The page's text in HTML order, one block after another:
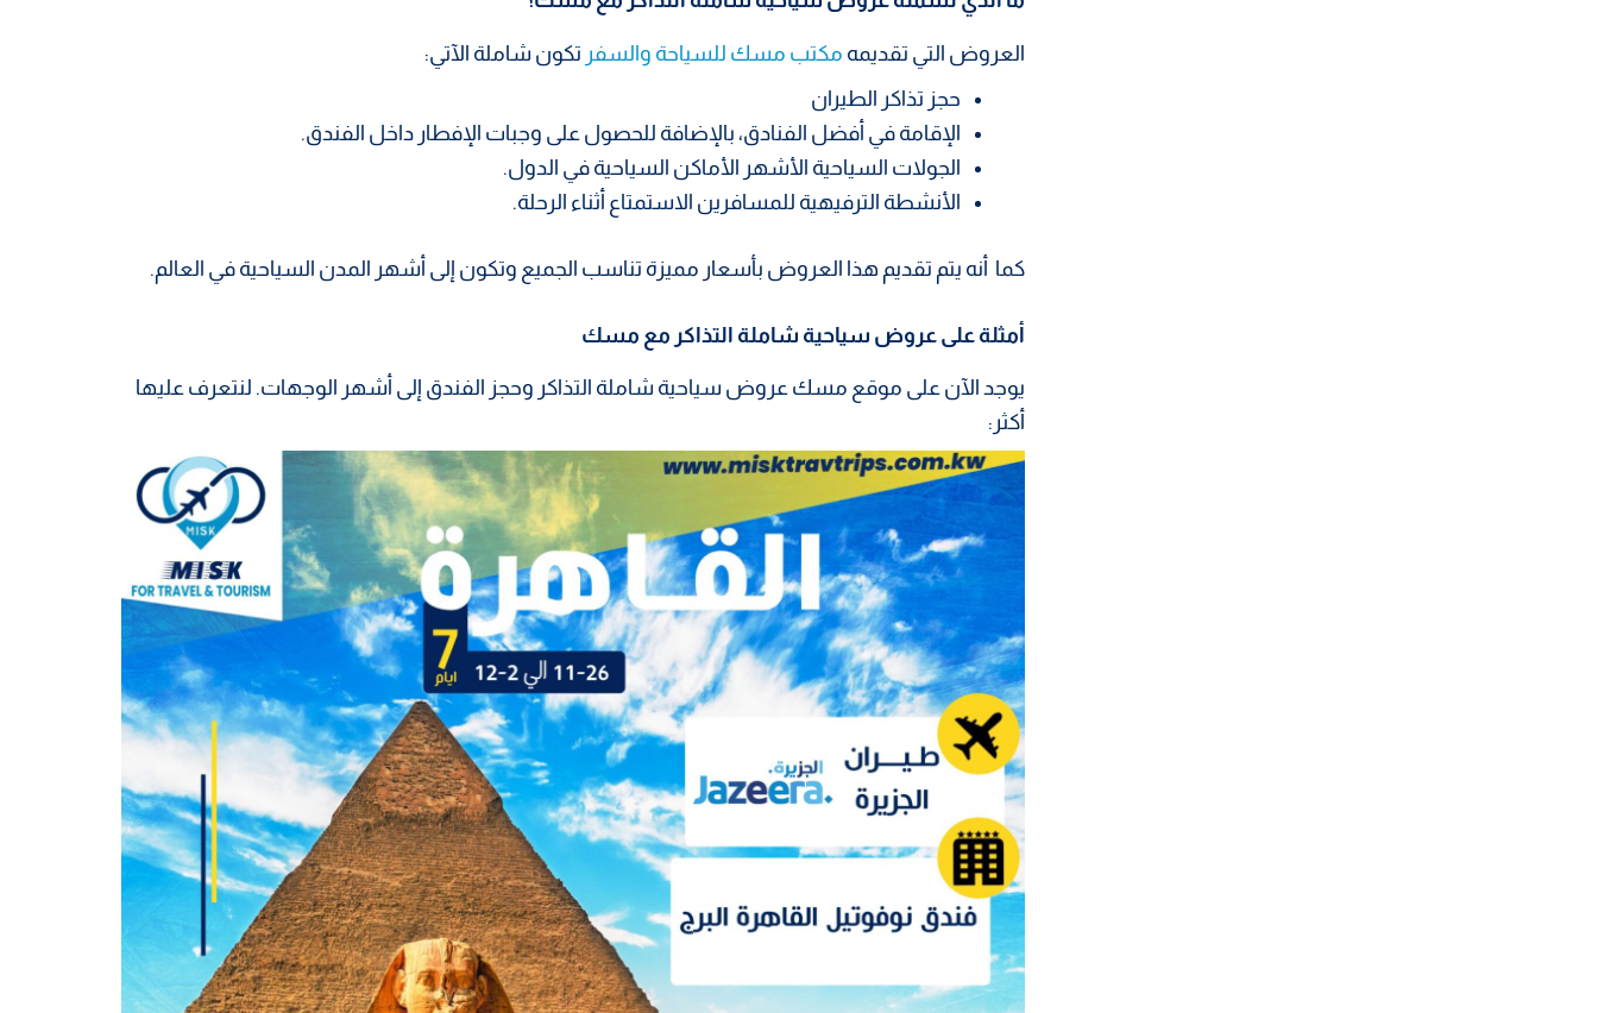
العروض التي تقديمه مكتب مسك للسياحة والسفر تكون شاملة الآتي:
حجز تذاكر الطيران
الإقامة في أفضل الفنادق، بالإضافة للحصول على وجبات الإفطار داخل الفندق.
الجولات السياحية الأشهر الأماكن السياحية في الدول.
الأنشطة الترفيهية للمسافرين الاستمتاع أثناء الرحلة.
كما أنه يتم تقديم هذا العروض بأسعار مميزة تناسب الجميع وتكون إلى أشهر المدن السياحية في العالم.
أمثلة على عروض سياحية شاملة التذاكر مع مسك
يوجد الآن على موقع مسك عروض سياحية شاملة التذاكر وحجز الفندق إلى أشهر الوجهات. لنتعرف عليها
أكثر: